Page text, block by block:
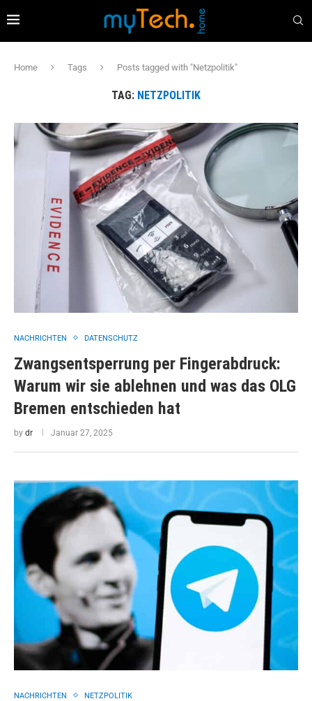
Home Tags Posts tagged with "Netzpolitik"
TAG: NETZPOLITIK
NACHRICHTEN DATENSCHUTZ
Zwangsentsperrung per Fingerabdruck:
Warum wir sie ablehnen und was das OLG
Bremen entschieden hat
by dr Januar 27, 2025
NACHRICHTEN NETZPOLITIK